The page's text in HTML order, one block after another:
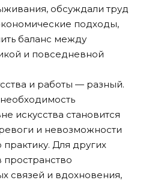
обсуждали труд
подходы,
баланс между
и повседневной
и работы — разный.
искусства становится
и невозможности
Для других
связей и вдохновения,